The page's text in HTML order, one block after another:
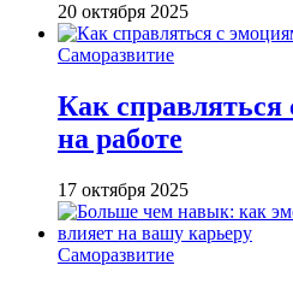
20 октября 2025
Саморазвитие
Как
на работе
17 октября 2025
Саморазвитие